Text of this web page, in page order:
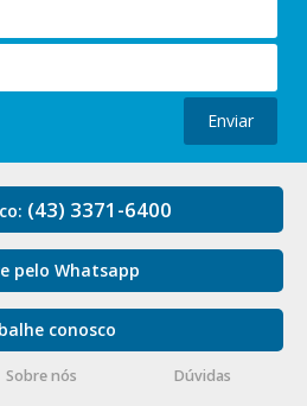
Enviar
(43) 3371-6400
pelo Whatsapp
conosco
Sobre nós Dúvidas